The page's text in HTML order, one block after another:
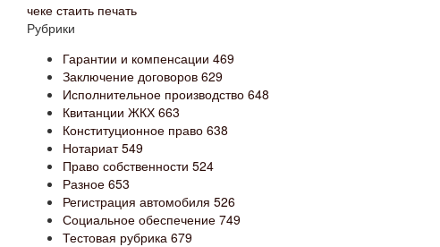
чеке стаить печать
Рубрики
Гарантии и компенсации 469
Заключение договоров 629
Исполнительное производство 648
Квитанции ЖКХ 663
Конституционное право 638
Нотариат549
Право собственности 524
Разное 653
Регистрация автомобиля 526
Социальное обеспечение 749
Тестовая рубрика 679